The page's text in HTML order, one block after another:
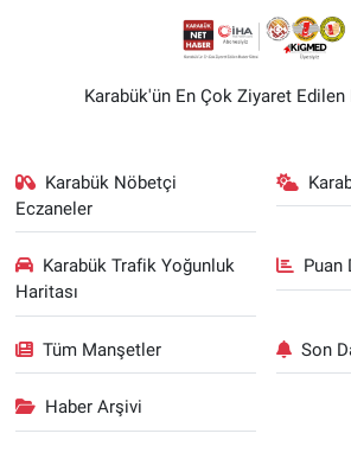
Karabük'ün En Çok Ziyaret
Karabük Nöbetçi
Eczaneler
Karabük Trafik Yoğunluk
Haritası
Puan
Tüm Manşetler Son
Haber Arşivi